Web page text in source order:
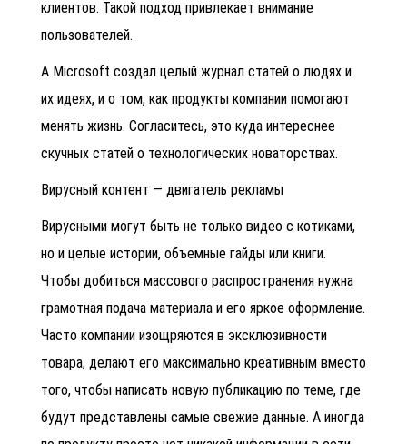
клиентов. Такой подход привлекает внимание
пользователей.
А Microsoft создал целый журнал статей о людях и
их идеях, и о том, как продукты компании помогают
менять жизнь. Согласитесь, это куда интереснее
скучных статей о технологических новаторствах.
Вирусный контент — двигатель рекламы
Вирусными могут быть не только видео с котиками,
но и целые истории, объемные гайды или книги.
Чтобы добиться массового распространения нужна
грамотная подача материала и его яркое оформление.
Часто компании изощряются в эксклюзивности
товара, делают его максимально креативным вместо
того, чтобы написать новую публикацию по теме, где
будут представлены самые свежие данные. А иногда